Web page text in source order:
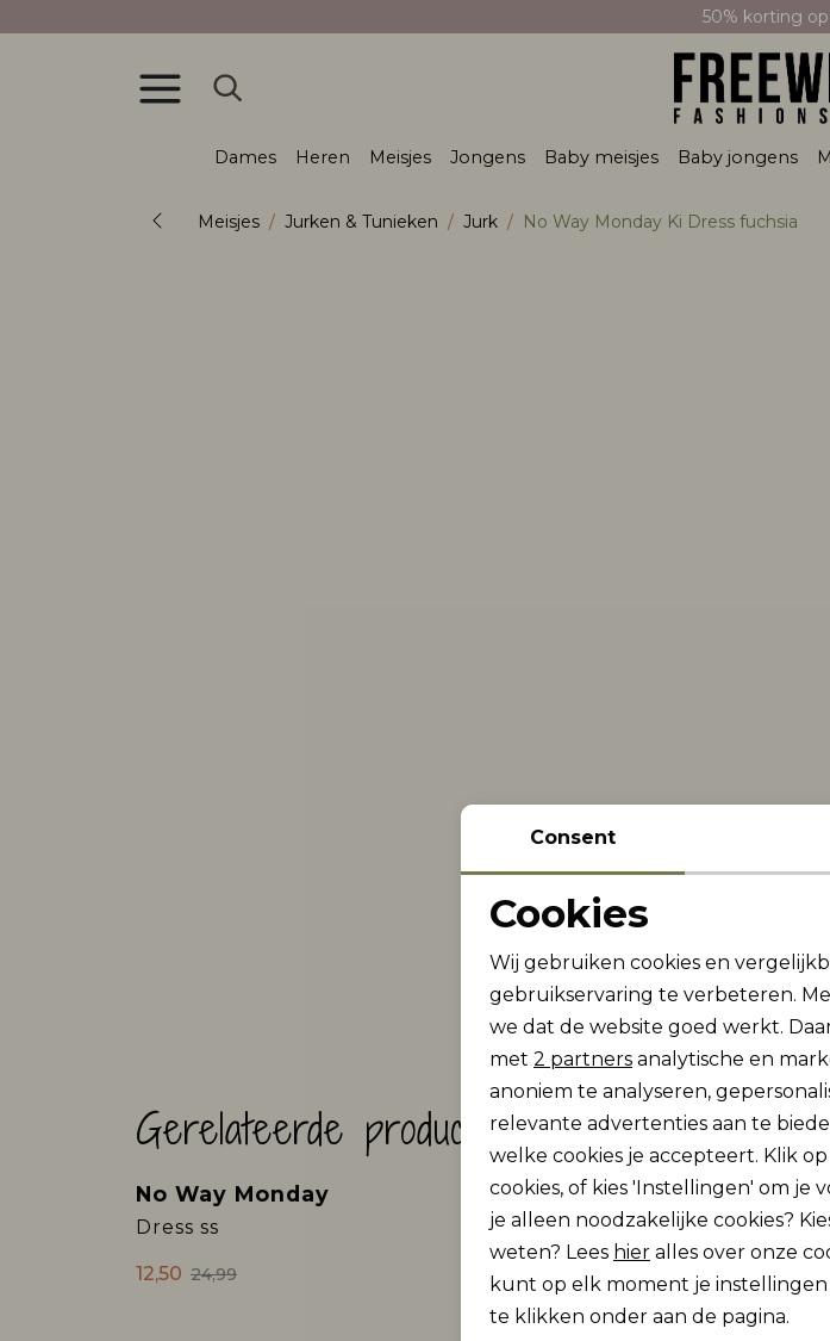
50% korting op
Dames Heren Meisjes Jongens Baby meisjes Baby jongens
Meisjes Jurken & Tunieken Jurk No Way Monday Ki Dress fuchsia
Gerelateerde producten
Sale
No Way Monday
Dress ss
12,50 24,99
Noodzakelijke cookies
Analytische cookies
Consent
Cookies
Wij gebruiken cookies en
gebruikservaring te verbeteren.
we dat de website goed werkt.
met 2 partners analytische en
anoniem te analyseren,
relevante advertenties aan te
welke cookies je accepteert. Klik
cookies, of kies 'Instellingen' om je
je alleen noodzakelijke cookies?
weten? Lees hier alles over onze
kunt op elk moment je
te klikken onder aan de pagina.